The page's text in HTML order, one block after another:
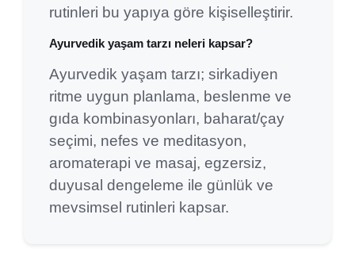
rutinleri bu yapıya göre kişiselleştirir.
Ayurvedik yaşam tarzı neleri kapsar?
Ayurvedik yaşam tarzı; sirkadiyen
ritme uygun planlama, beslenme ve
gıda kombinasyonları, baharat/çay
seçimi, nefes ve meditasyon,
aromaterapi ve masaj, egzersiz,
duyusal dengeleme ile günlük ve
mevsimsel rutinleri kapsar.